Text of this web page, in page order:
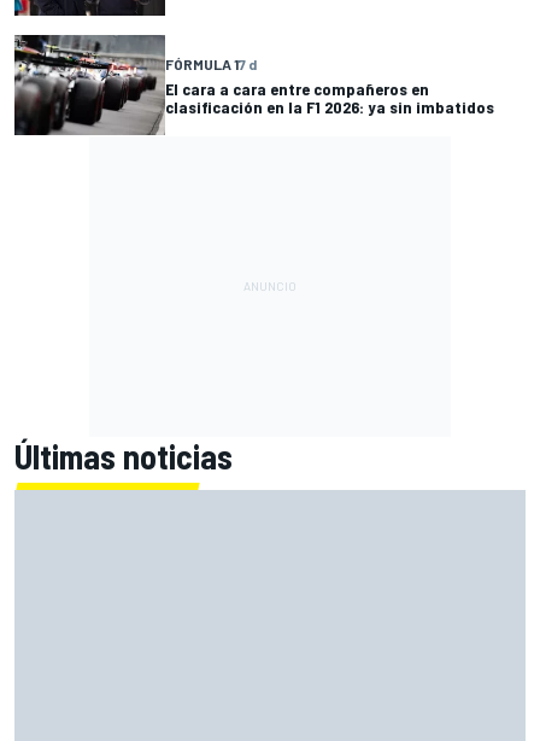
FÓRMULA 17 d
El cara a cara entre compañeros en
clasificación en la F1 2026: ya sin imbatidos
Últimas noticias